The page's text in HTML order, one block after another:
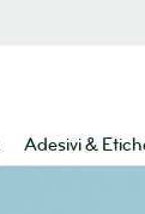
Adesivi &